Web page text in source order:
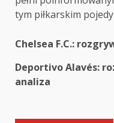
tym piłkarskim
Post
navigation
Chelsea F.C.:
Deportivo Alavés:
analiza